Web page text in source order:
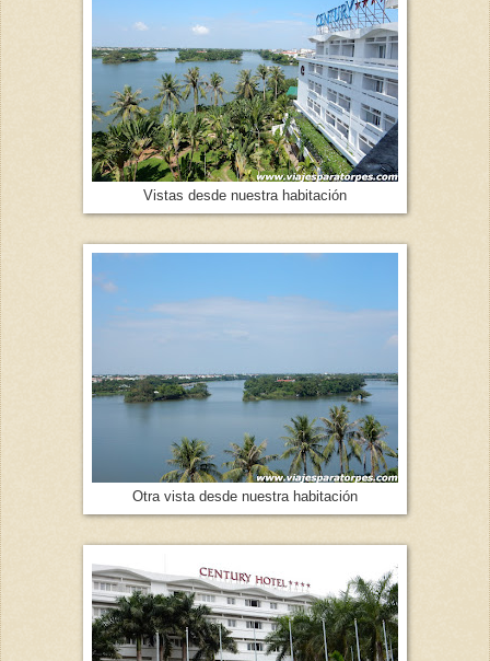
Vistas desde nuestra habitación
Otra vista desde nuestra habitación